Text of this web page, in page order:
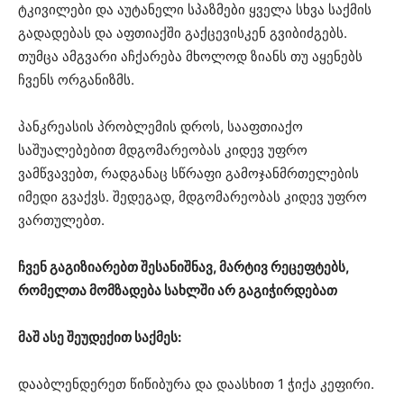
ტკივილები და აუტანელი სპაზმები ყველა სხვა საქმის
გადადებას და აფთიაქში გაქცევისკენ გვიბიძგებს.
თუმცა ამგვარი აჩქარება მხოლოდ ზიანს თუ აყენებს
ჩვენს ორგანიზმს.
პანკრეასის პრობლემის დროს, სააფთიაქო
საშუალებებით მდგომარეობას კიდევ უფრო
ვამწვავებთ, რადგანაც სწრაფი გამოჯანმრთელების
იმედი გვაქვს. შედეგად, მდგომარეობას კიდევ უფრო
ვართულებთ.
ჩვენ გაგიზიარებთ შესანიშნავ, მარტივ რეცეფტებს,
რომელთა მომზადება სახლში არ გაგიჭირდებათ
მაშ ასე შეუდექით საქმეს:
დააბლენდერეთ წიწიბურა და დაასხით 1 ჭიქა კეფირი.